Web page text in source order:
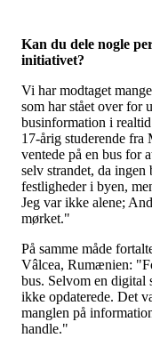
Kan du dele nogle
initiativet?
Vi har modtaget
som har stået over for
businformation i
17-årig studerende fra
ventede på en bus for
selv strandet, da
festligheder i byen,
Jeg var ikke alene;
mørket."
På samme måde
Vâlcea, Rumænien:
bus. Selvom en digital
ikke opdaterede. Det
manglen på
handle."